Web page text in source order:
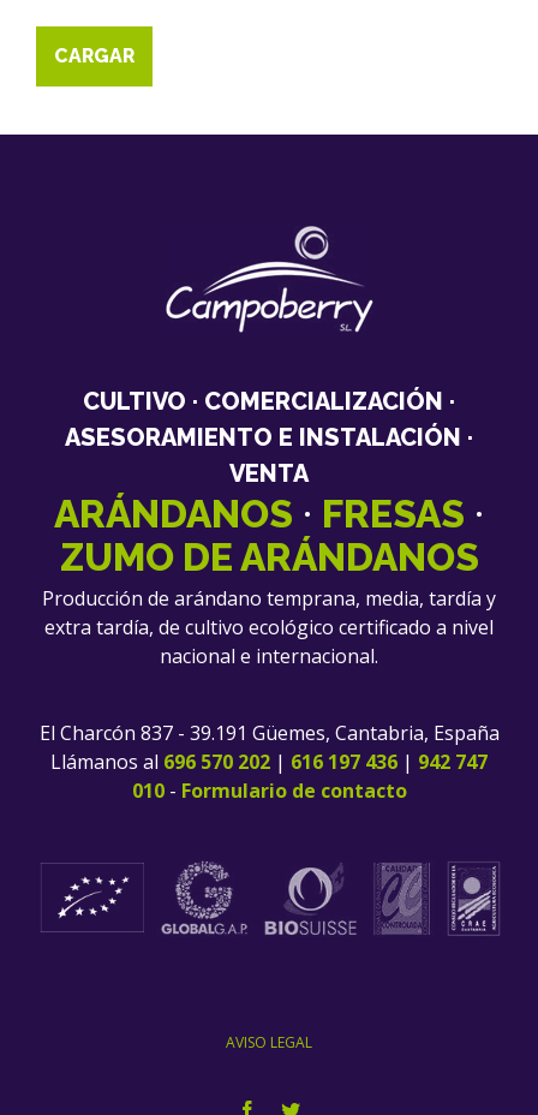
CARGAR
CULTIVO · COMERCIALIZACIÓN ·
ASESORAMIENTO E INSTALACIÓN ·
VENTA
ARÁNDANOS · FRESAS ·
ZUMO DE ARÁNDANOS
Producción de arándano temprana, media, tardía y
extra tardía, de cultivo ecológico certificado a nivel
nacional e internacional.
El Charcón 837 - 39.191 Güemes, Cantabria, España
Llámanos al 696 570 202 | 616 197 436 | 942 747
010- Formulario de contacto
AVISO LEGAL
FacebookTwitter